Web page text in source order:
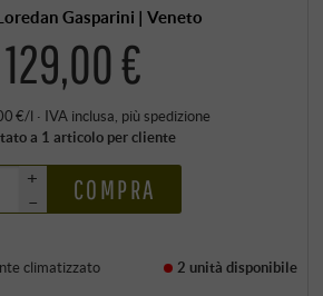
Gasparini | Veneto
129,00 €
€/l · IVA inclusa, più spedizione
a 1 articolo per cliente
+
–
COMPRA
climatizzato 2 unità disponibile